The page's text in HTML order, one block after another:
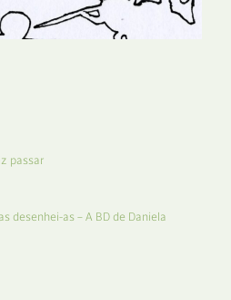
passar
desenhei-as – A BD de Daniela